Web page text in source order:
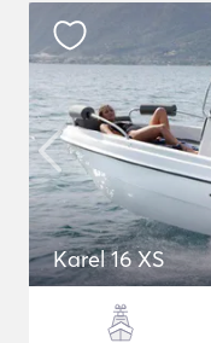
Karel 16 XS